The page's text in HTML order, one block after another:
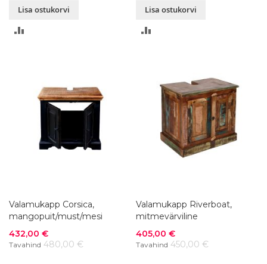
Lisa ostukorvi
Lisa ostukorvi
Valamukapp Corsica,
mangopuit/must/mesi
Soodushind
432,00 €
Tavahind 480,00 €
Valamukapp Riverboat,
mitmevärviline
Soodushind
405,00 €
Tavahind 450,00 €